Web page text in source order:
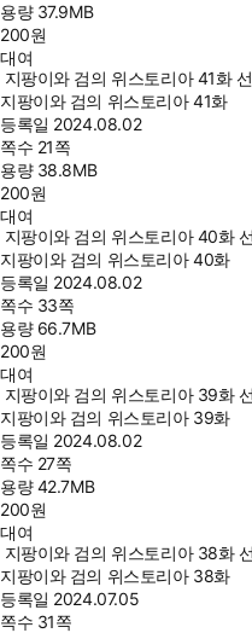
용량 37.9MB
200원
대여
지팡이와 검의 위스토리아 41화
지팡이와 검의 위스토리아 41화
등록일 2024.08.02
쪽수 21쪽
용량 38.8MB
200원
대여
지팡이와 검의 위스토리아 40화
지팡이와 검의 위스토리아 40화
등록일 2024.08.02
쪽수 33쪽
용량 66.7MB
200원
대여
지팡이와 검의 위스토리아 39화
지팡이와 검의 위스토리아 39화
등록일 2024.08.02
쪽수 27쪽
용량42.7MB
200원
대여
지팡이와 검의 위스토리아 38화
지팡이와 검의 위스토리아 38화
등록일 2024.07.05
쪽수 31쪽